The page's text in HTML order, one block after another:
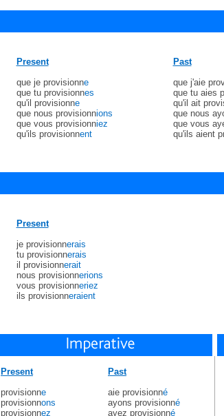
Present
que je provisionne
que tu provisionnes
qu'il provisionne
que nous provisionnions
que vous provisionniez
qu'ils provisionnent
Past
que j'aie
que tu aies
qu'il ait
que nous
que vous
qu'ils aient
Present
je provisionnerais
tu provisionnerais
il provisionnerait
nous provisionnerions
vous provisionneriez
ils provisionneraient
Present
provisionne
provisionnons
provisionnez
Past
aie provisionné
ayons provisionné
ayez provisionné